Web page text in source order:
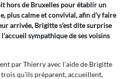
hors de Bruxelles pour établir un
plus calme et convivial, afin d’y faire
arrivée, Brigitte s’est dite surprise
sympathique de ses voisins
par Thierry avec l’aide de Brigitte
trois qu’ils préparent, accueillent,